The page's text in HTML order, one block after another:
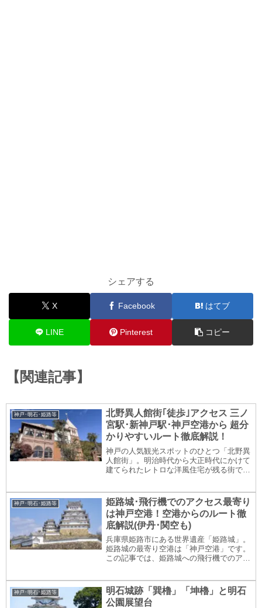
シェアする
X Facebook はてブ
LINE Pinterest コピー
【関連記事】
神戸･明石･姫路等
北野異人館街｢徒歩｣アクセス 三ノ
宮駅･新神戸駅･神戸空港から 超分
かりやすいルート徹底解説！
神戸の人気観光スポットのひとつ「北野異
人館街」。明治時代から大正時代にかけて
建てられたレトロな洋風住宅が残る街で
線が発着する新神戸駅なのですが、どちら
も大きな駅な...
神戸･明石･姫路等
姫路城･飛行機でのアクセス最寄り
は神戸空港！空港からのルート徹
底解説(伊丹･関空も)
兵庫県姫路市にある世界遺産「姫路城」。
姫路城の最寄り空港は「神戸空港」です。
この記事では、姫路城への飛行機でのアク
空港についてもご案内)。姫路城へ飛行機
でのアクセ...
神戸･明石･姫路等
明石城跡「巽櫓」「坤櫓」と明石
公園展望台